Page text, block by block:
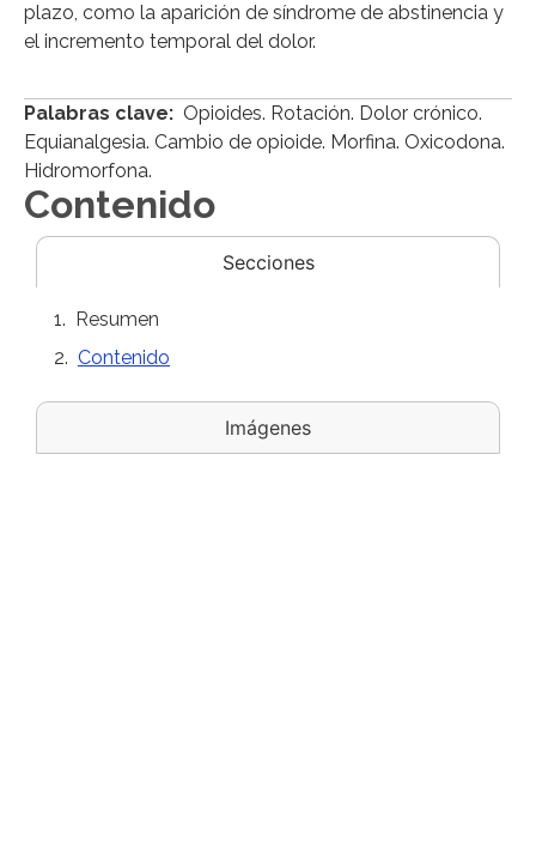
plazo, como la aparición de síndrome de abstinencia y
el incremento temporal del dolor.
Palabras clave: Opioides. Rotación. Dolor crónico.
Equianalgesia. Cambio de opioide. Morfina. Oxicodona.
Hidromorfona.
Contenido
Secciones
Imágenes
Resumen
Contenido